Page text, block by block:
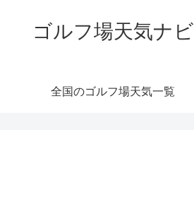
ゴルフ場天気ナビ
全国のゴルフ場天気一覧